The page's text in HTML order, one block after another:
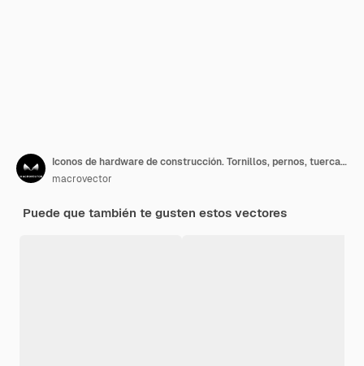
Iconos de hardware de construcción. Tornillos, pernos, tuercas y remaches. Equipo inoxidable, engranaje fijo metalli, ilustración vectorial
macrovector
Puede que también te gusten estos vectores